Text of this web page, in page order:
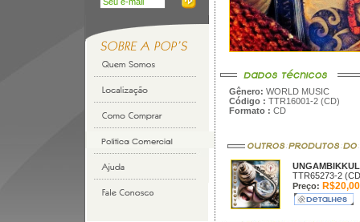
Gênero: WORLD MUSIC
Código : TTR16001-2 (CD)
Formato : CD
TTR65273-2
Preço: R$20,00